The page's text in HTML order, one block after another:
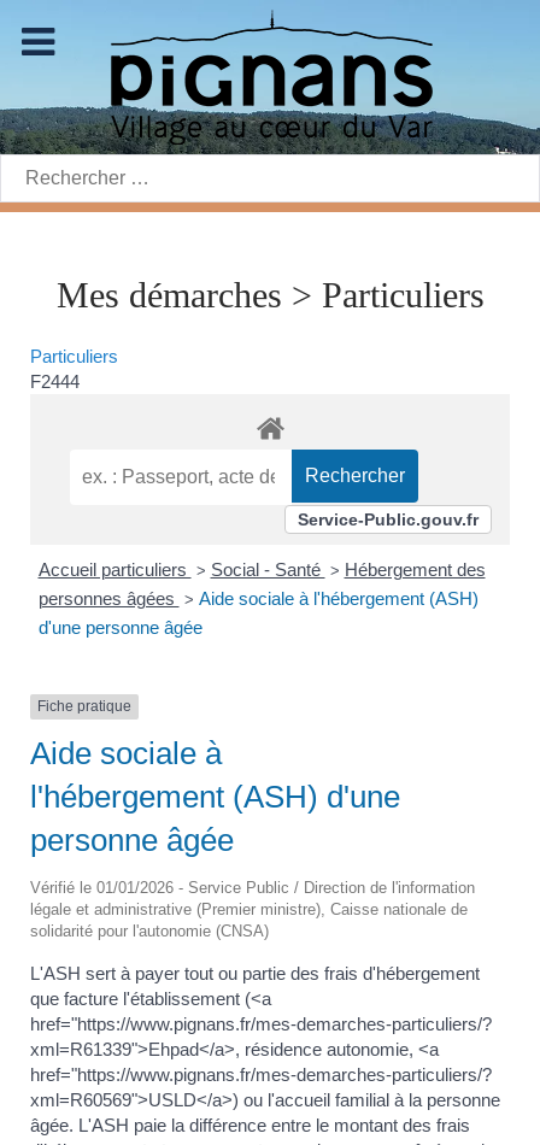
Rechercher:
Mes démarches > Particuliers
Particuliers
F2444
Service-Public.gouv.fr
Accueil particuliers > Social - Santé > Hébergement des
personnes âgées > Aide sociale à l'hébergement (ASH)
d'une personne âgée
Fiche pratique
Aide sociale à
l'hébergement (ASH) d'une
personne âgée
Vérifié le 01/01/2026 - Service Public / Direction de l'information
légale et administrative (Premier ministre), Caisse nationale de
solidarité pour l'autonomie (CNSA)
L'ASH sert à payer tout ou partie des frais d'hébergement
que facture l'établissement (<a
href="https://www.pignans.fr/mes-demarches-particuliers/?
xml=R61339">Ehpad</a>, résidence autonomie, <a
href="https://www.pignans.fr/mes-demarches-particuliers/?
xml=R60569">USLD</a>) ou l'accueil familial à la personne
âgée. L'ASH paie la différence entre le montant des frais